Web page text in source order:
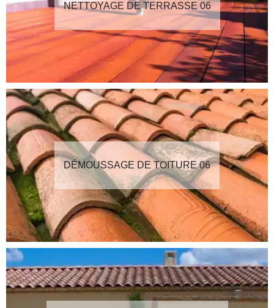
NETTOYAGE DE TERRASSE 06
DÉMOUSSAGE DE TOITURE 06